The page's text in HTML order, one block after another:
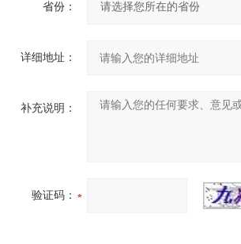
省份：
详细地址：
补充说明：
验证码：